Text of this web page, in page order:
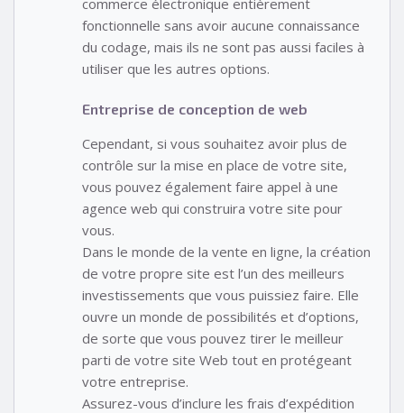
commerce électronique entièrement
fonctionnelle sans avoir aucune connaissance
du codage, mais ils ne sont pas aussi faciles à
utiliser que les autres options.
Entreprise de conception de web
Cependant, si vous souhaitez avoir plus de
contrôle sur la mise en place de votre site,
vous pouvez également faire appel à une
agence web qui construira votre site pour
vous.
Dans le monde de la vente en ligne, la création
de votre propre site est l’un des meilleurs
investissements que vous puissiez faire. Elle
ouvre un monde de possibilités et d’options,
de sorte que vous pouvez tirer le meilleur
parti de votre site Web tout en protégeant
votre entreprise.
Assurez-vous d’inclure les frais d’expédition